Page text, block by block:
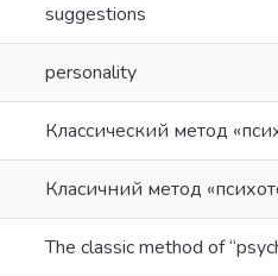
suggestions
personality
Классический метод
Класичний метод
The classic method of